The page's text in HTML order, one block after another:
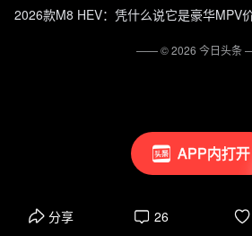
APP内打开
2026款M8 HEV：凭什么说它是豪华MPV价
分享 26
—— ©2026 今日头条